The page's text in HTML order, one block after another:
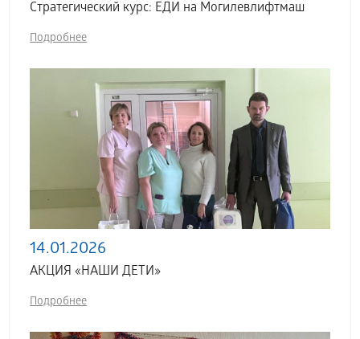
Стратегический курс: ЕДИ на Могилевлифтмаш
Подробнее
14.01.2026
АКЦИЯ «НАШИ ДЕТИ»
Подробнее